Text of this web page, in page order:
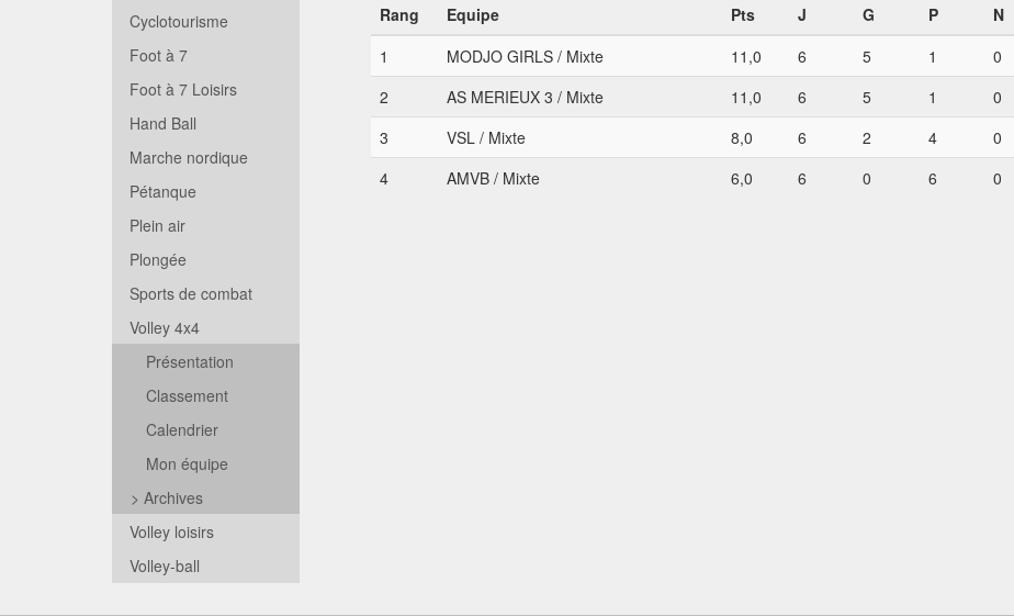
Cyclotourisme
Foot à 7
Foot à 7 Loisirs
Hand Ball
Marche nordique
Pétanque
Plein air
Plongée
Sports de combat
Volley 4x4
Présentation
Classement
Calendrier
Mon équipe
> Archives
Volley loisirs
Volley-ball
Rang Equipe Pts J G P N
1
MODJO GIRLS / Mixte 11,0 6 5 1 0
2
AS MERIEUX 3 / Mixte 11,0 6 5 1 0
3
VSL / Mixte 8,0 6 2 4 0
4
AMVB / Mixte 6,0 6 0 6 0